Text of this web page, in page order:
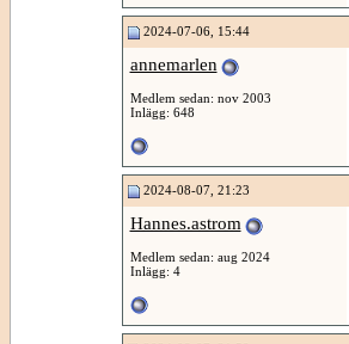
2024-07-06, 15:44
annemarlen
Medlem sedan: nov 2003
Inlägg: 648
2024-08-07, 21:23
Hannes.astrom
Medlem sedan: aug 2024
Inlägg: 4